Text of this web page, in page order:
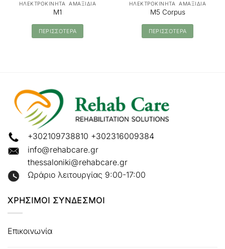
ΗΛΕΚΤΡΟΚΙΝΗΤΑ ΑΜΑΞΙΔΙΑ
M1
ΠΕΡΙΣΣΟΤΕΡΑ
ΗΛΕΚΤΡΟΚΙΝΗΤΑ ΑΜΑΞΙΔΙΑ
M5 Corpus
ΠΕΡΙΣΣΟΤΕΡΑ
+302109738810 +302316009384
info@rehabcare.gr
thessaloniki@rehabcare.gr
Ωράριο λειτουργίας 9:00-17:00
ΧΡΗΣΙΜΟΙ ΣΥΝΔΕΣΜΟΙ
Επικοινωνία